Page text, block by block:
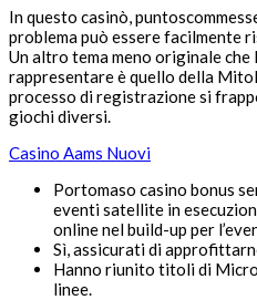
In questo casinò,
problema può essere facilmente
Un altro tema meno originale che
rappresentare è quello della
processo di registrazione si
giochi diversi.
Casino Aams Nuovi
Portomaso casino bonus
eventi satellite in
online nel build-up per
Sì, assicurati di
Hanno riunito titoli di
linee.